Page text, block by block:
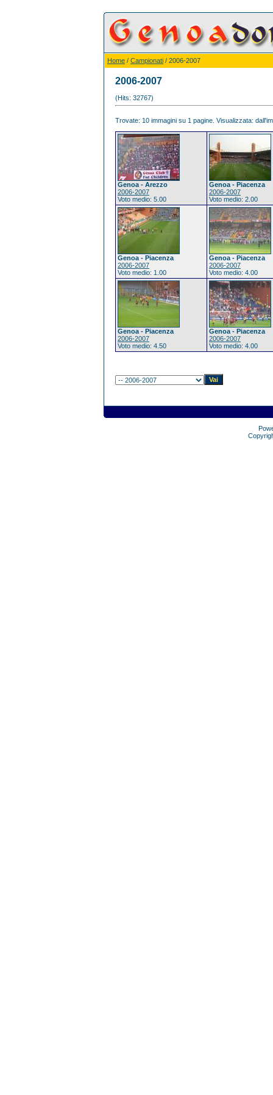
Home / Campionati / 2006-2007
2006-2007
(Hits: 32767)
Trovate: 10 immagini su 1 pagine. Visualizzata:
Genoa - Arezzo
2006-2007
Voto medio: 5.00
Genoa - Piacenza
2006-2007
Voto medio: 2.00
Genoa - Piacenza
2006-2007
Voto medio: 1.00
Genoa - Piacenza
2006-2007
Voto medio: 4.00
Genoa - Piacenza
2006-2007
Voto medio: 4.50
Genoa - Piacenza
2006-2007
Voto medio: 4.00